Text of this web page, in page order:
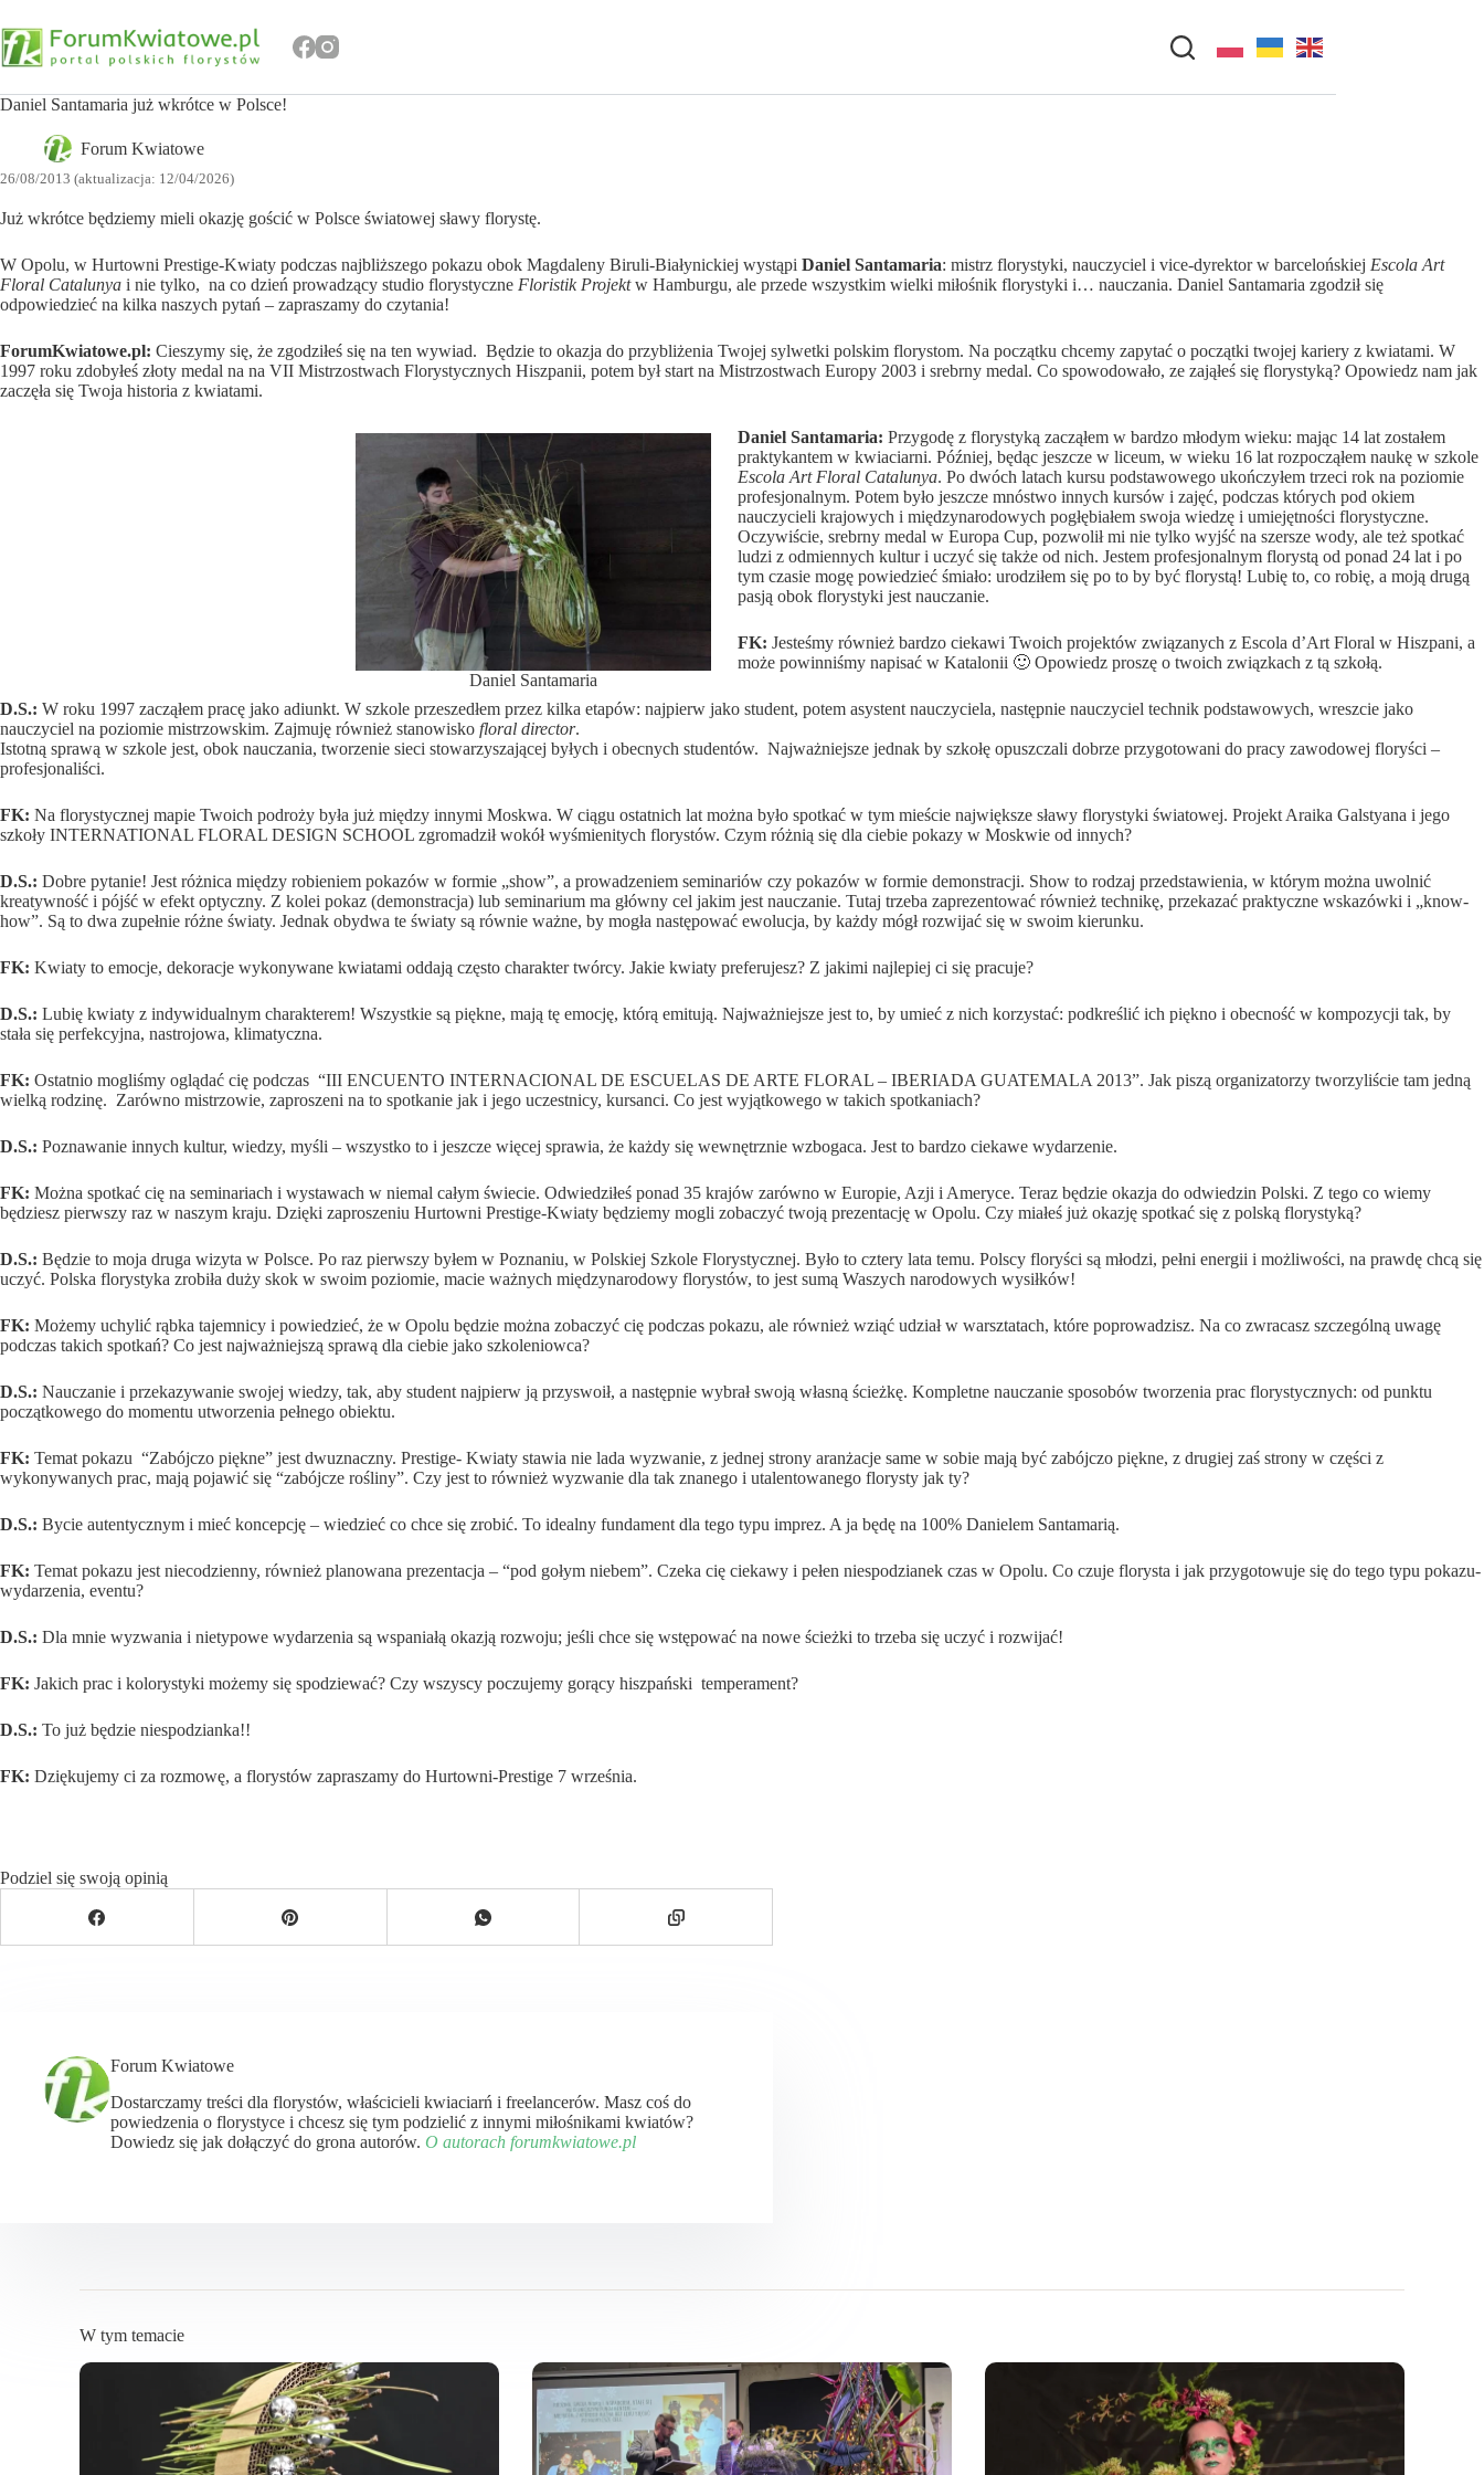
do
treści
Daniel Santamaria już wkrótce w Polsce!
Forum Kwiatowe
26/08/2013 (aktualizacja: 12/04/2026)
Już wkrótce będziemy mieli okazję gościć w Polsce światowej sławy florystę.
W Opolu, w Hurtowni Prestige-Kwiaty podczas najbliższego pokazu obok Magdaleny Biruli-Białynickiej wystąpi Daniel Santamaria: mistrz florystyki, nauczyciel i vice-dyrektor w barcelońskiej Escola Art
Floral Catalunya i nie tylko, na co dzień prowadzący studio florystyczne Floristik Projektw Hamburgu, ale przede wszystkim wielki miłośnik florystyki i… nauczania. Daniel Santamaria zgodził się
odpowiedzieć na kilka naszych pytań – zapraszamy do czytania!
ForumKwiatowe.pl: Cieszymy się, że zgodziłeś się na ten wywiad. Będzie to okazja do przybliżenia Twojej sylwetki polskim florystom. Na początku chcemy zapytać o początki twojej kariery z kwiatami. W
1997 roku zdobyłeś złoty medal na na VII Mistrzostwach Florystycznych Hiszpanii, potem był start na Mistrzostwach Europy 2003 i srebrny medal. Co spowodowało, ze zająłeś się florystyką? Opowiedz nam jak
zaczęła się Twoja historia z kwiatami.
Daniel Santamaria
Daniel Santamaria: Przygodę z florystyką zacząłem w bardzo młodym wieku: mając 14 lat zostałem
praktykantem w kwiaciarni. Później, będąc jeszcze w liceum, w wieku 16 lat rozpocząłem naukę w szkole
Escola Art Floral Catalunya. Po dwóch latach kursu podstawowego ukończyłem trzeci rok na poziomie
profesjonalnym. Potem było jeszcze mnóstwo innych kursów i zajęć, podczas których pod okiem
nauczycieli krajowych i międzynarodowych pogłębiałem swoja wiedzę i umiejętności florystyczne.
Oczywiście, srebrny medal w Europa Cup, pozwolił mi nie tylko wyjść na szersze wody, ale też spotkać
ludzi z odmiennych kultur i uczyć się także od nich. Jestem profesjonalnym florystą od ponad 24 lat i po
tym czasie mogę powiedzieć śmiało: urodziłem się po to by być florystą! Lubię to, co robię, a moją drugą
pasją obok florystyki jest nauczanie.
FK: Jesteśmy również bardzo ciekawi Twoich projektów związanych z Escola d’Art Floral w Hiszpani, a
może powinniśmy napisać w Katalonii 🙂 Opowiedz proszę o twoich związkach z tą szkołą.
D.S.: W roku 1997 zacząłem pracę jako adiunkt. W szkole przeszedłem przez kilka etapów: najpierw jako student, potem asystent nauczyciela, następnie nauczyciel technik podstawowych, wreszcie jako
nauczyciel na poziomie mistrzowskim. Zajmuję również stanowisko floral director.
Istotną sprawą w szkole jest, obok nauczania, tworzenie sieci stowarzyszającej byłych i obecnych studentów. Najważniejsze jednak by szkołę opuszczali dobrze przygotowani do pracy zawodowej floryści –
profesjonaliści.
FK: Na florystycznej mapie Twoich podroży była już między innymi Moskwa. W ciągu ostatnich lat można było spotkać w tym mieście największe sławy florystyki światowej. Projekt Araika Galstyana i jego
szkoły INTERNATIONAL FLORAL DESIGN SCHOOL zgromadził wokół wyśmienitych florystów. Czym różnią się dla ciebie pokazy w Moskwie od innych?
D.S.: Dobre pytanie! Jest różnica między robieniem pokazów w formie „show”, a prowadzeniem seminariów czy pokazów w formie demonstracji. Show to rodzaj przedstawienia, w którym można uwolnić
kreatywność i pójść w efekt optyczny. Z kolei pokaz (demonstracja) lub seminarium ma główny cel jakim jest nauczanie. Tutaj trzeba zaprezentować również technikę, przekazać praktyczne wskazówki i „know-
how”. Są to dwa zupełnie różne światy. Jednak obydwa te światy są równie ważne, by mogła następować ewolucja, by każdy mógł rozwijać się w swoim kierunku.
FK: Kwiaty to emocje, dekoracje wykonywane kwiatami oddają często charakter twórcy. Jakie kwiaty preferujesz? Z jakimi najlepiej ci się pracuje?
D.S.: Lubię kwiaty z indywidualnym charakterem! Wszystkie są piękne, mają tę emocję, którą emitują. Najważniejsze jest to, by umieć z nich korzystać: podkreślić ich piękno i obecność w kompozycji tak, by
stała się perfekcyjna, nastrojowa, klimatyczna.
FK: Ostatnio mogliśmy oglądać cię podczas “III ENCUENTO INTERNACIONAL DE ESCUELAS DE ARTE FLORAL – IBERIADA GUATEMALA 2013”. Jak piszą organizatorzy tworzyliście tam jedną
wielką rodzinę. Zarówno mistrzowie, zaproszeni na to spotkanie jak i jego uczestnicy, kursanci. Co jest wyjątkowego w takich spotkaniach?
D.S.: Poznawanie innych kultur, wiedzy, myśli – wszystko to i jeszcze więcej sprawia, że każdy się wewnętrznie wzbogaca. Jest to bardzo ciekawe wydarzenie.
FK: Można spotkać cię na seminariach i wystawach w niemal całym świecie. Odwiedziłeś ponad 35 krajów zarówno w Europie, Azji i Ameryce. Teraz będzie okazja do odwiedzin Polski. Z tego co wiemy
będziesz pierwszy raz w naszym kraju. Dzięki zaproszeniu Hurtowni Prestige-Kwiaty będziemy mogli zobaczyć twoją prezentację w Opolu. Czy miałeś już okazję spotkać się z polską florystyką?
D.S.: Będzie to moja druga wizyta w Polsce. Po raz pierwszy byłem w Poznaniu, w Polskiej Szkole Florystycznej. Było to cztery lata temu. Polscy floryści są młodzi, pełni energii i możliwości, na prawdę chcą się
uczyć. Polska florystyka zrobiła duży skok w swoim poziomie, macie ważnych międzynarodowy florystów, to jest sumą Waszych narodowych wysiłków!
FK: Możemy uchylić rąbka tajemnicy i powiedzieć, że w Opolu będzie można zobaczyć cię podczas pokazu, ale również wziąć udział w warsztatach, które poprowadzisz. Na co zwracasz szczególną uwagę
podczas takich spotkań? Co jest najważniejszą sprawą dla ciebie jako szkoleniowca?
D.S.: Nauczanie i przekazywanie swojej wiedzy, tak, aby student najpierw ją przyswoił, a następnie wybrał swoją własną ścieżkę. Kompletne nauczanie sposobów tworzenia prac florystycznych: od punktu
początkowego do momentu utworzenia pełnego obiektu.
FK: Temat pokazu “Zabójczo piękne” jest dwuznaczny. Prestige- Kwiaty stawia nie lada wyzwanie, z jednej strony aranżacje same w sobie mają być zabójczo piękne, z drugiej zaś strony w części z
wykonywanych prac, mają pojawić się “zabójcze rośliny”. Czy jest to również wyzwanie dla tak znanego i utalentowanego florysty jak ty?
D.S.: Bycie autentycznym i mieć koncepcję – wiedzieć co chce się zrobić. To idealny fundament dla tego typu imprez. A ja będę na 100% Danielem Santamarią.
FK: Temat pokazu jest niecodzienny, również planowana prezentacja – “pod gołym niebem”. Czeka cię ciekawy i pełen niespodzianek czas w Opolu. Co czuje florysta i jak przygotowuje się do tego typu pokazu-
wydarzenia, eventu?
D.S.: Dla mnie wyzwania i nietypowe wydarzenia są wspaniałą okazją rozwoju; jeśli chce się wstępować na nowe ścieżki to trzeba się uczyć i rozwijać!
FK: Jakich prac i kolorystyki możemy się spodziewać? Czy wszyscy poczujemy gorący hiszpański temperament?
D.S.: To już będzie niespodzianka!!
FK: Dziękujemy ci za rozmowę, a florystów zapraszamy do Hurtowni-Prestige 7 września.
Podziel się swoją opinią
Forum Kwiatowe
Dostarczamy treści dla florystów, właścicieli kwiaciarń i freelancerów. Masz coś do
powiedzenia o florystyce i chcesz się tym podzielić z innymi miłośnikami kwiatów?
Dowiedz się jak dołączyć do grona autorów. O autorach forumkwiatowe.pl
W tym temacie